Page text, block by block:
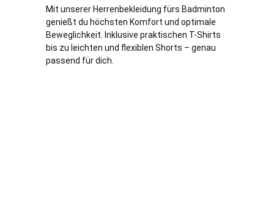
Mit unserer Herrenbekleidung fürs Badminton
genießt du höchsten Komfort und optimale
Beweglichkeit. Inklusive praktischen T-Shirts
bis zu leichten und flexiblen Shorts – genau
passend für dich.